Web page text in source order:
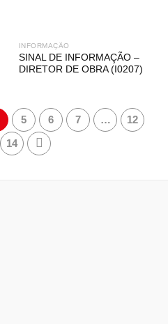
INFORMAÇÃO
SINAL DE INFORMAÇÃO –
DIRETOR DE OBRA (I0207)
5 6 7 …
12
14